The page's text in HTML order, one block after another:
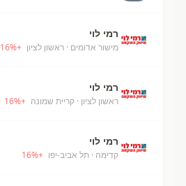
רמי לוי
מישור אדומים · ראשון לציון +
16%
רמי לוי
ראשון לציון · קריית שמונה +
16%
רמי לוי
קדימה · תל אביב-יפו +
16%